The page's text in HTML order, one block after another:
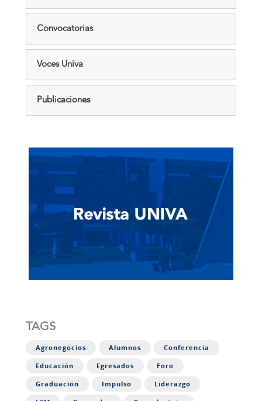
Convocatorias
Voces Univa
Publicaciones
TAGS
Agronegocios Alumnos Conferencia
Educación Egresados Foro
Graduación Impulso Liderazgo